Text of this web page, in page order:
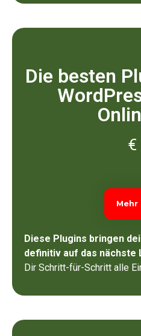
Die besten
€
Mehr
Diese Plugins bringen
definitiv auf das nächste
Dir Schritt-für-Schritt alle